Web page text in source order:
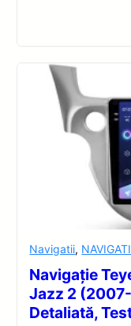
Navigatii,
Navigație
Jazz 2
Detaliată,